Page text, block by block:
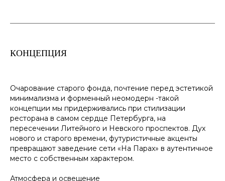
КОНЦЕПЦИЯ
Очарование старого фонда, почтение перед эстетикой
минимализма и форменный неомодерн -такой
концепции мы придерживались при стилизации
ресторана в самом сердце Петербурга, на
пересечении Литейного и Невского проспектов. Дух
нового и старого времени, футуристичные акценты
превращают заведение сети «На Парах» в аутентичное
место с собственным характером.
Атмосфера и освещение